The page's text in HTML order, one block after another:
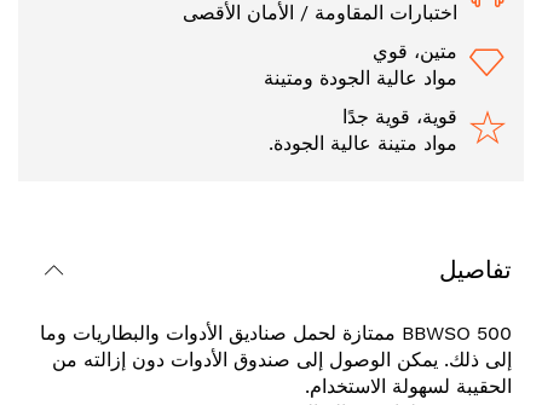
اختبارات المقاومة / الأمان الأقصى
متين، قوي
مواد عالية الجودة ومتينة
قوية، قوية جدًا
مواد متينة عالية الجودة.
تفاصيل
BBWSO 500 ممتازة لحمل صناديق الأدوات والبطاريات وما
إلى ذلك. يمكن الوصول إلى صندوق الأدوات دون إزالته من
الحقيبة لسهولة الاستخدام.